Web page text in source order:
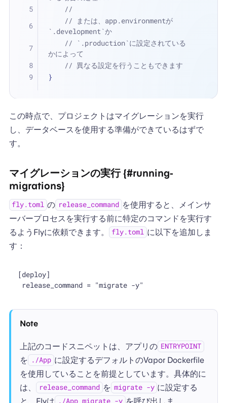
//
// または、app.environmentが
`.development`か
// `.production`に設定されている
かによって
// 異なる設定を行うこともできます
}
この時点で、プロジェクトはマイグレーションを実行
し、データベースを使用する準備ができているはずで
す。
マイグレーションの実行 {#running-
migrations}
fly.toml の release_command を使用すると、メインサ
ーバープロセスを実行する前に特定のコマンドを実行す
るようFlyに依頼できます。
fly.toml に以下を追加しま
す：
[deploy]
Note
上記のコードスニペットは、アプリの ENTRYPOINT
を ./App に設定するデフォルトのVapor Dockerfile
を使用していることを前提としています。具体的に
は、
release_command を migrate -y に設定する
と、Flyは
を呼び出しま